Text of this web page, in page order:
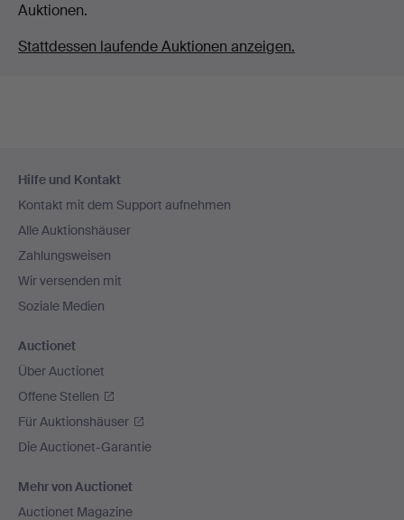
Auktionen.
Stattdessen laufende Auktionen anzeigen.
Navigation
Hilfe und Kontakt
Kontakt mit dem Support aufnehmen
Alle Auktionshäuser
Zahlungsweisen
Wir versenden mit
Soziale Medien
Auctionet
Über Auctionet
Offene Stellen
Für Auktionshäuser
Die Auctionet-Garantie
Mehr von Auctionet
Auctionet Magazine